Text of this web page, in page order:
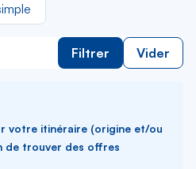
Filtrer Vider
votre itinéraire (origine et/ou
de trouver des offres